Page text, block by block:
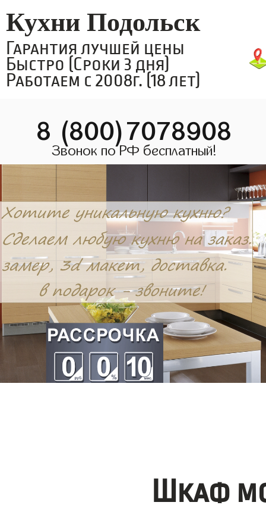
Кухни Подольск
Гарантия лучшей цены
Быстро (Сроки 3 дня)
Работаем с 2008г. (18 лет)
8 (800)7078908
Звонок по РФ бесплатный!
Шкаф